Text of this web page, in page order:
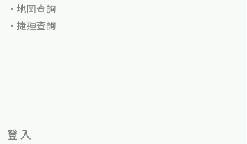
地圖查詢
捷運查詢
登入